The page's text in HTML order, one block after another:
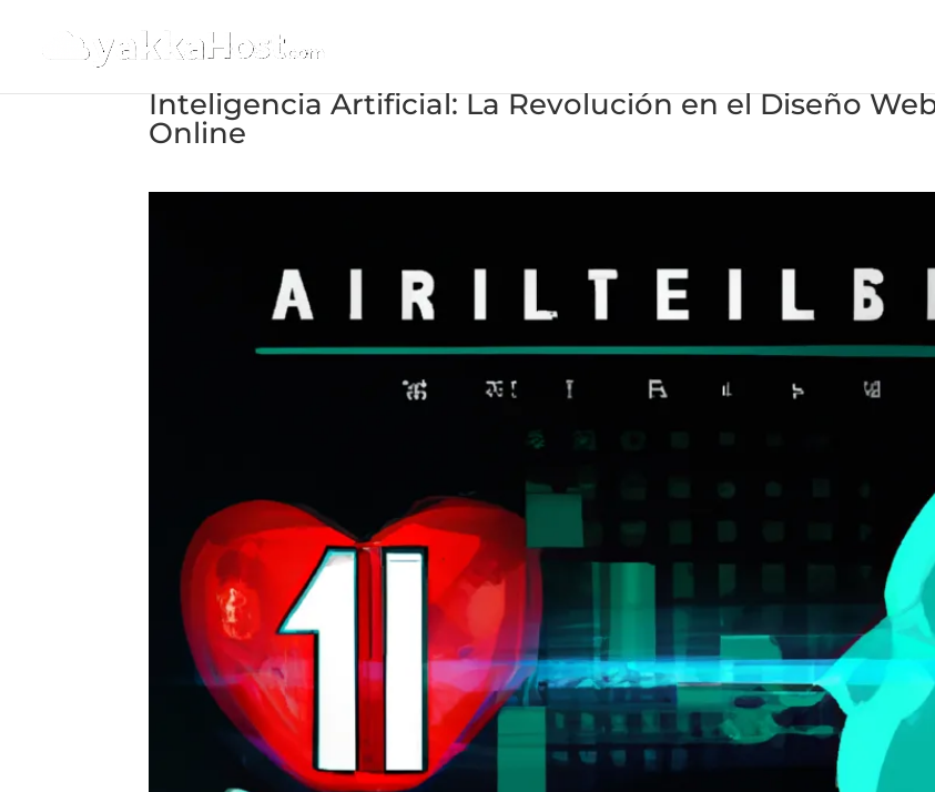
Inteligencia Artificial: La Revolución en el Diseño
Online